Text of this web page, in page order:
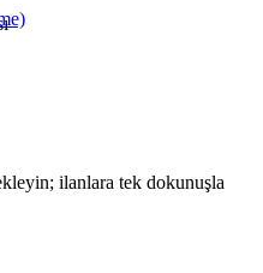
ilanlara tek dokunuşla